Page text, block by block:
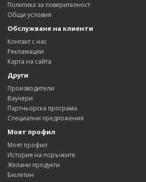
Политика за поверителност
Общи условия
Обслужване на клиенти
Контакт с нас
Рекламации
Карта на сайта
Други
Производители
Ваучери
Партньорска програма
Специални предложения
Моят профил
Моят профил
История на поръчките
Желани продукти
Бюлетин